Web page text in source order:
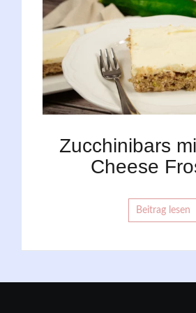
Zucchinibars
Cheese
Beitrag lesen